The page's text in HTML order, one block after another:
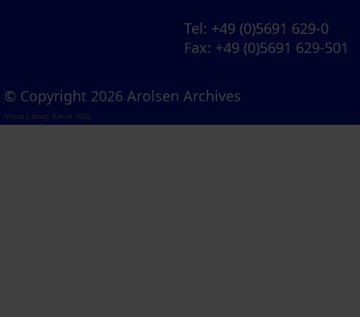
Tel: +49 (0)5691 629-0
Fax: +49 (0)5691 629-501
© Copyright 2026 Arolsen Archives
Visual Library Server 2026